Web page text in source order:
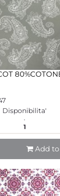
Disponibilita'
1
Add